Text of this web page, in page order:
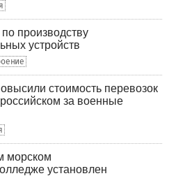
производству
устройств
стоимость перевозок
за военные
морском
установлен